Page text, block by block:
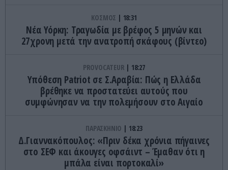
ΚΟΣΜΟΣ 18:31
Νέα Υόρκη: Τραγωδία με βρέφος 5 μηνών και
27χρονη μετά την ανατροπή σκάφους (βίντεο)
PROVOCATEUR 18:27
Υπόθεση Patriot σε Σ.Αραβία: Πώς η Ελλάδα
βρέθηκε να προστατεύει αυτούς που
συμφώνησαν να την πολεμήσουν στο Αιγαίο
ΠΑΡΑΣΚΗΝΙΟ 18:23
Δ.Γιαννακόπουλος: «Πριν δέκα χρόνια πήγαινες
στο ΣΕΦ και άκουγες οφσάιντ – Έμαθαν ότι η
μπάλα είναι πορτοκαλί»